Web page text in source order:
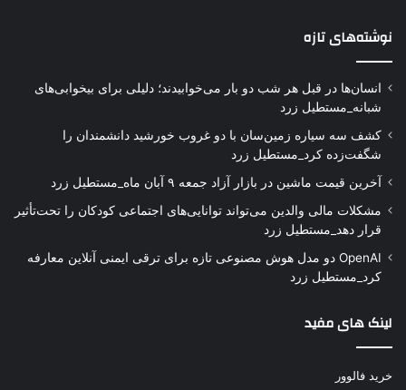
نوشته‌های تازه
انسان‌ها در قبل هر شب دو بار می‌خوابیدند؛ دلیلی برای بیخوابی‌های
شبانه_مستطیل زرد
کشف سه سیاره زمین‌سان با دو غروب خورشید دانشمندان را
شگفت‌زده کرد_مستطیل زرد
آخرین قیمت ماشین در بازار آزاد جمعه ۹ آبان ماه_مستطیل زرد
مشکلات مالی والدین می‌تواند توانایی‌های اجتماعی کودکان را تحت‌تأثیر
قرار دهد_مستطیل زرد
OpenAI دو مدل هوش مصنوعی تازه برای ترقی ایمنی آنلاین معارفه
کرد_مستطیل زرد
لینک های مفید
خرید فالوور